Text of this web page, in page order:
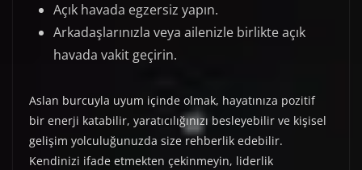
Açık havada egzersiz yapın.
Arkadaşlarınızla veya ailenizle birlikte açık
havada vakit geçirin.
Aslan burcuyla uyum içinde olmak, hayatınıza pozitif
bir enerji katabilir, yaratıcılığınızı besleyebilir ve kişisel
gelişim yolculuğunuzda size rehberlik edebilir.
Kendinizi ifade etmekten çekinmeyin, liderlik